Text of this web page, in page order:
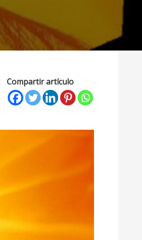
Compartir artículo